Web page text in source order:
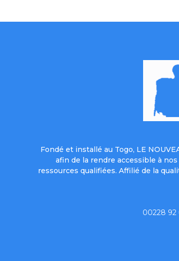
Fondé et installé au Togo, LE
afin de la rendre accessible à
ressources qualifiées. Affilié de la
00228 92